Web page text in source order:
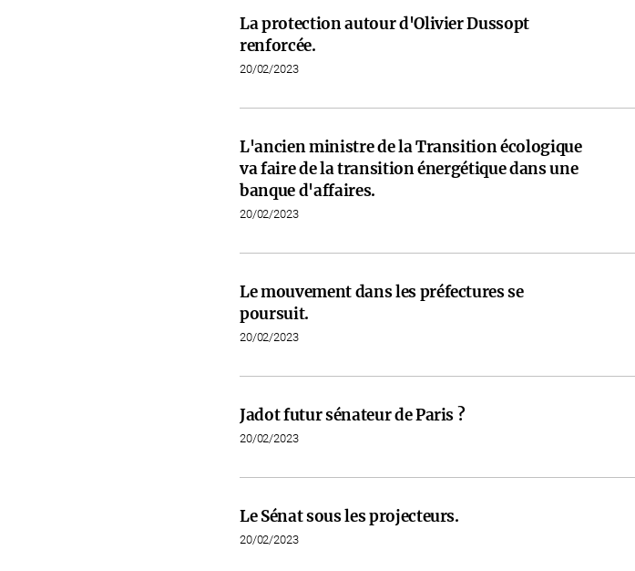
La protection autour d'Olivier Dussopt
renforcée.
20/02/2023
L'ancien ministre de la Transition écologique
va faire de la transition énergétique dans une
banque d'affaires.
20/02/2023
Le mouvement dans les préfectures se
poursuit.
20/02/2023
Jadot futur sénateur de Paris ?
20/02/2023
Le Sénat sous les projecteurs.
20/02/2023